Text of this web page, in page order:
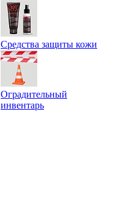
Средства защиты кожи
Оградительный
инвентарь